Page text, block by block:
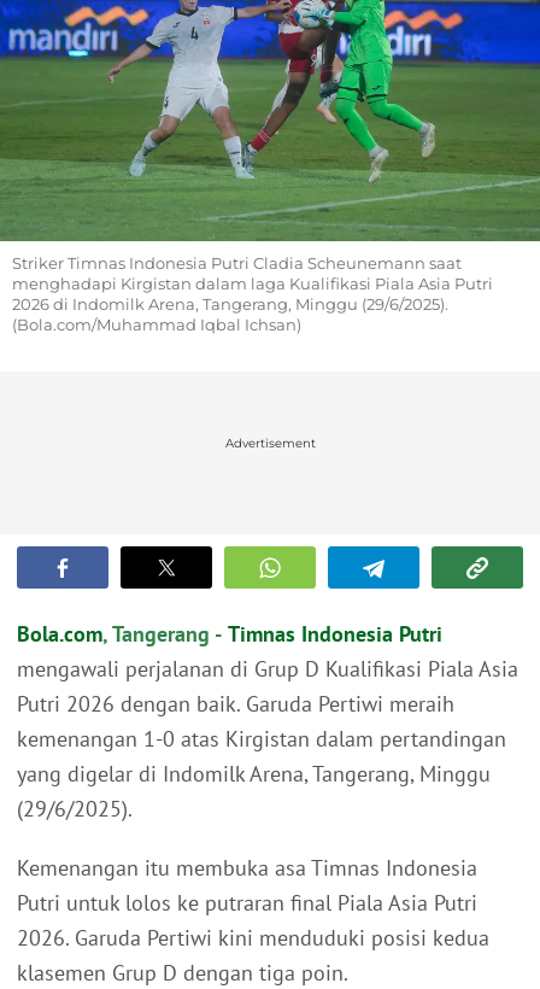
Striker Timnas Indonesia Putri Cladia Scheunemann saat
menghadapi Kirgistan dalam laga Kualifikasi Piala Asia Putri
2026 di Indomilk Arena, Tangerang, Minggu (29/6/2025).
(Bola.com/Muhammad Iqbal Ichsan)
Advertisement
Bola.com, Tangerang - Timnas Indonesia Putri
mengawali perjalanan di Grup D Kualifikasi Piala Asia
Putri 2026 dengan baik. Garuda Pertiwi meraih
kemenangan 1-0 atas Kirgistan dalam pertandingan
yang digelar di Indomilk Arena, Tangerang, Minggu
(29/6/2025).
Kemenangan itu membuka asa Timnas Indonesia
Putri untuk lolos ke putraran final Piala Asia Putri
2026. Garuda Pertiwi kini menduduki posisi kedua
klasemen Grup D dengan tiga poin.